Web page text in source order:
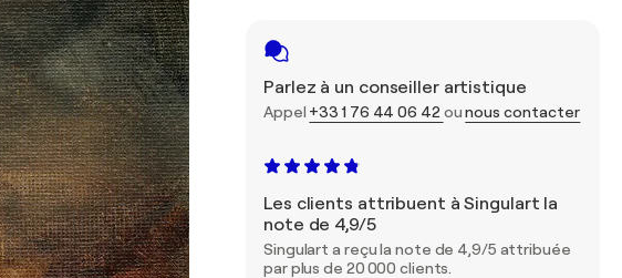
Parlez à un conseiller artistique
Appel +33 1 76 44 06 42 ounous contacter
Les clients attribuent à Singulart la
note de 4,9/5
Singulart a reçu la note de 4,9/5 attribuée
par plus de 20 000 clients.